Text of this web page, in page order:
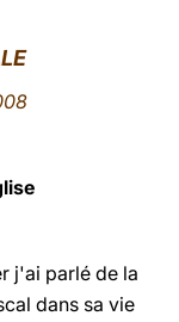
j'ai parlé de la
dans sa vie